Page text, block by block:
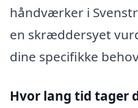
håndværker i
en skræddersyet
dine specifikke
Hvor lang tid tager